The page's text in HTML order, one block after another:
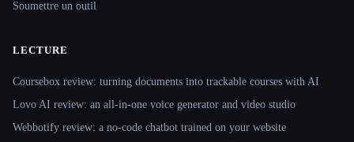
Soumettre un outil
LECTURE
Coursebox review: turning documents into trackable courses with AI
Lovo AI review: an all-in-one voice generator and video studio
Webbotify review: a no-code chatbot trained on your website